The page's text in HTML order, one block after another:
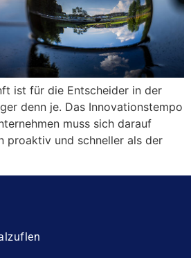
ist für die Entscheider in der
denn je. Das Innovationstempo
muss sich darauf
proaktiv und schneller als der